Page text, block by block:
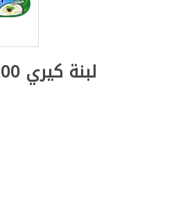
لبنة كيري 200غ